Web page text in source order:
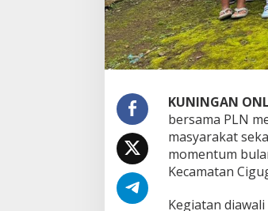
KUNINGAN
bersama PLN
masyarakat
momentum
Kecamatan
Kegiatan